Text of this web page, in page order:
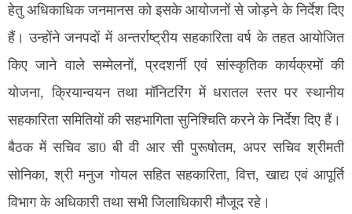
हेतु अधिकाधिक जनमानस को इसके आयोजनों से जोड़ने के निर्देश दिए
हैं। उन्होंने जनपदों में अन्तर्राष्ट्रीय सहकारिता वर्ष के तहत आयोजित
किए जाने वाले सम्मेलनों, प्रदशर्नी एवं सांस्कृतिक कार्यक्रमों की
योजना, क्रियान्वयन तथा मॉनिटरिंग में धरातल स्तर पर स्थानीय
सहकारिता समितियों की सहभागिता सुनिश्चिति करने के निर्देश दिए हैं।
बैठक में सचिव डा0 बी वी आर सी पुरूषोतम, अपर सचिव श्रीमती
सोनिका, श्री मनुज गोयल सहित सहकारिता, वित्त, खाद्य एवं आपूर्ति
विभाग के अधिकारी तथा सभी जिलाधिकारी मौजूद रहे।